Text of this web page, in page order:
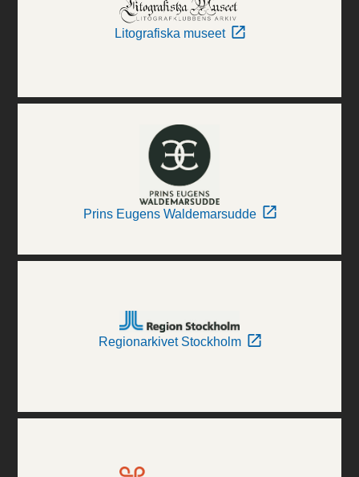
Litografiska museet
Prins Eugens Waldemarsudde
Regionarkivet Stockholm